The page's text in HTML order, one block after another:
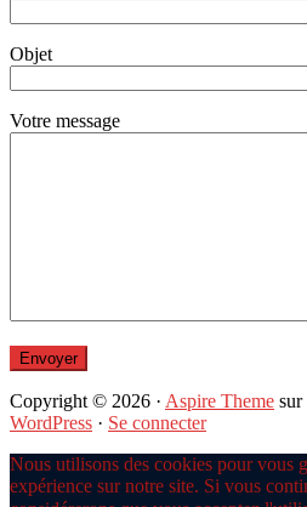
Objet
Votre message
Copyright © 2026 · Aspire Theme sur
WordPress · Se connecter
Nous utilisons des cookies pour vous
expérience sur notre site. Si vous